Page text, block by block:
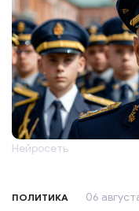
Нейросеть
ПОЛИТИКА 06